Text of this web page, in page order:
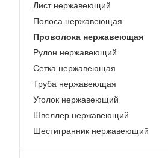
Лист нержавеющий
Полоса нержавеющая
Проволока нержавеющая
Рулон нержавеющий
Сетка нержавеющая
Труба нержавеющая
Уголок нержавеющий
Швеллер нержавеющий
Шестигранник нержавеющий